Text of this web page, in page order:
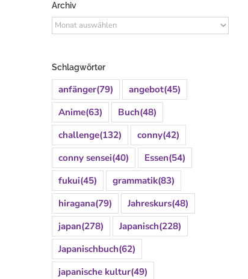
Archiv
Archiv
Schlagwörter
anfänger(79) angebot(45)
Anime(63) Buch(48)
challenge(132) conny(42)
conny sensei(40) Essen(54)
fukui(45) grammatik(83)
hiragana(79) Jahreskurs(48)
japan(278) Japanisch(228)
Japanischbuch(62)
japanische kultur(49)